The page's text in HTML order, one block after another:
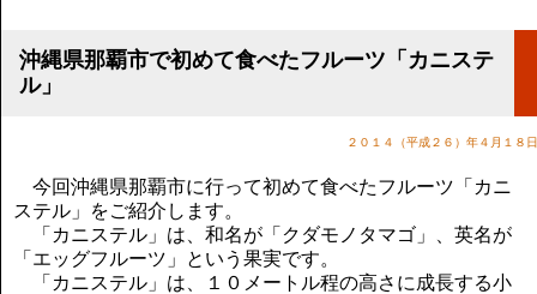
リンク集
気をつけたい法律のポイント
武田正男の独り言
沖縄県那覇市で初めて食べたフルーツ「カニステ
ル」
２０１４（平成２６）年４月１８日
今回沖縄県那覇市に行って初めて食べたフルーツ「カニ
ステル」をご紹介します。
「カニステル」は、和名が「クダモノタマゴ」、英名が
「エッグフルーツ」という果実です。
「カニステル」は、１０メートル程の高さに成長する小